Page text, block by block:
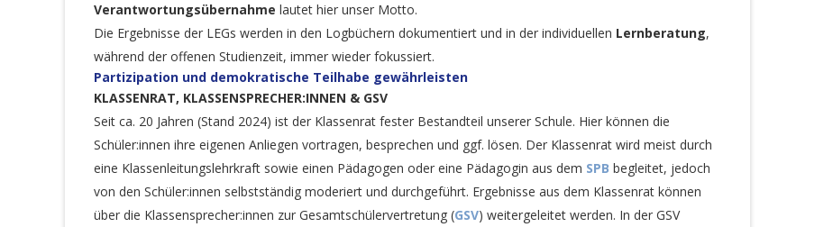
Verantwortungsübernahme lautet hier unser Motto.
Die Ergebnisse der LEGs werden in den Logbüchern dokumentiert und in der individuellen Lernberatung,
während der offenen Studienzeit, immer wieder fokussiert.
Partizipation und demokratische Teilhabe gewährleisten
KLASSENRAT, KLASSENSPRECHER:INNEN & GSV
Seit ca. 20 Jahren (Stand 2024) ist der Klassenrat fester Bestandteil unserer Schule. Hier können die
Schüler:innen ihre eigenen Anliegen vortragen, besprechen und ggf. lösen. Der Klassenrat wird meist durch
eine Klassenleitungslehrkraft sowie einen Pädagogen oder eine Pädagogin aus dem SPB begleitet, jedoch
von den Schüler:innen selbstständig moderiert und durchgeführt. Ergebnisse aus dem Klassenrat können
über die Klassensprecher:innen zur Gesamtschülervertretung (GSV) weitergeleitet werden. In der GSV